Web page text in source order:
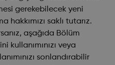
gerekebilecek yeni
hakkımızı saklı tutarız.
aşağıda Bölüm
kullanımınızı veya
sonlandırabilir